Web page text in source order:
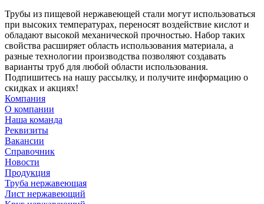
Трубы из пищевой нержавеющей стали могут использоваться
при высоких температурах, переносят воздействие кислот и
обладают высокой механической прочностью. Набор таких
свойства расширяет область использования материала, а
разные технологии производства позволяют создавать
варианты труб для любой области использования.
Подпишитесь на нашу рассылку, и получите информацию о
скидках и акциях!
Компания
О компании
Наша команда
Реквизиты
Вакансии
Справочник
Новости
Продукция
Труба нержавеющая
Лист нержавеющий